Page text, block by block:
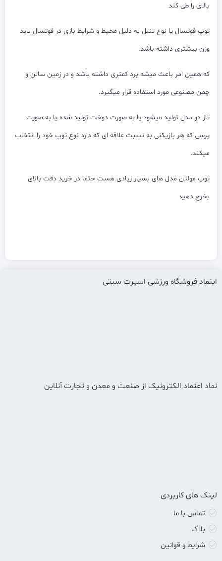
بالای را طی کند
توپ فوتسال یا نوع تنبل به دلیل محیط و شرایط بازی در فوتسال باید
وزن بیشتری داشته باشد.
که همین امر باعث میشه برد کمتری داشته باشد و در زمین سالن و
چمن مصنوعی مورد استفاده قرار میگیرد.
تاز دو مدل تولید میشود یا به صورت دوخت تولید شده یا به صورت
پرسی که هر بازیکنی به نسبت علاقه ای که دارد نوع توپ خود را انتخاب
میکند.
توپ مولتن مدل های بسیار زیادی هست حتما در خرید دقت بالای
بخرج دهید
اینماد فروشگاه ورزشی اسپرت سیتی
نماد اعتماد الکترونیک از صنعت و معدن و تجارت آنلاین
لینک های کاربردی
تماس با ما
بلاگ
شرایط و قوانین